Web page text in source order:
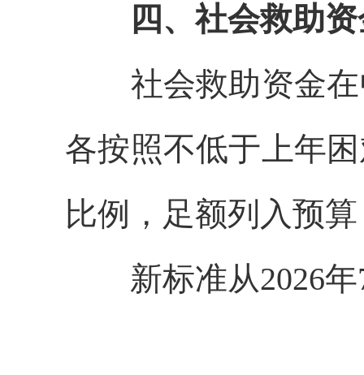
四、社会救助
社会救助资金
各按照不低于上年
比例，足额列入预
新标准从2026年